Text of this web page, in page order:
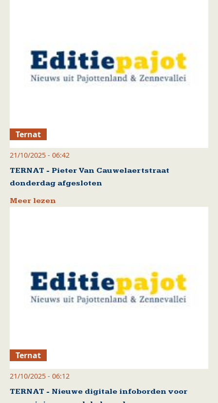
Ternat
21/10/2025 - 06:42
TERNAT - Pieter Van Cauwelaertstraat
donderdag afgesloten
Meer lezen
Ternat
21/10/2025 - 06:12
TERNAT - Nieuwe digitale infoborden voor